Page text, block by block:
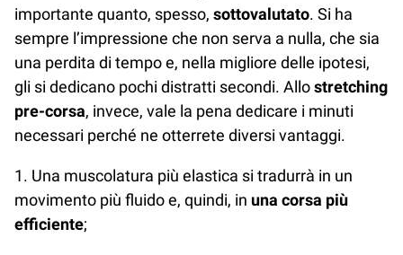
importante quanto, spesso, sottovalutato. Si ha
sempre l’impressione che non serva a nulla, che sia
una perdita di tempo e, nella migliore delle ipotesi,
gli si dedicano pochi distratti secondi. Allostretching
pre-corsa, invece, vale la pena dedicare i minuti
necessari perché ne otterrete diversi vantaggi.
1. Una muscolatura più elastica si tradurrà in un
movimento più fluido e, quindi, in una corsa più
efficiente;